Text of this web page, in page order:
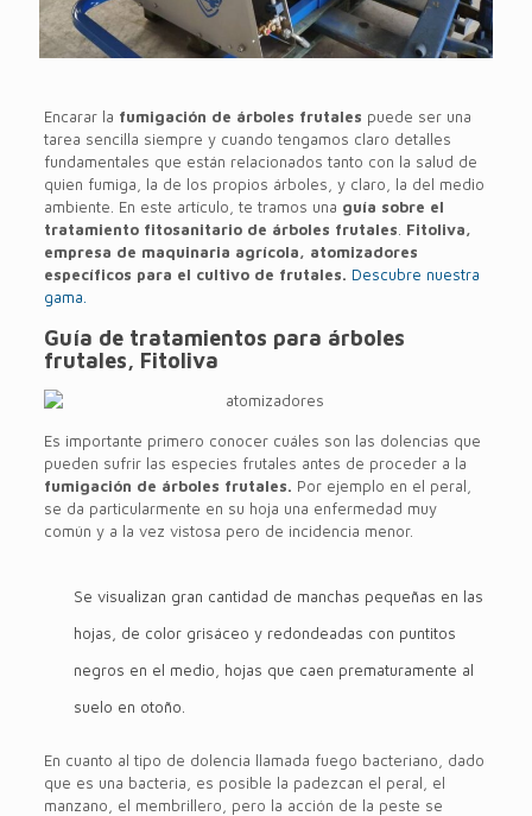
Encarar la fumigación de árboles frutales puede ser una
tarea sencilla siempre y cuando tengamos claro detalles
fundamentales que están relacionados tanto con la salud de
quien fumiga, la de los propios árboles, y claro, la del medio
ambiente. En este artículo, te tramos una guía sobre el
tratamiento fitosanitario de árboles frutales Fitoliva,
empresa de maquinaria agrícola, atomizadores
específicos para el cultivo de frutales. Descubre nuestra
gama.
Guía de tratamientos para árboles
frutales, Fitoliva
Es importante primero conocer cuáles son las dolencias que
pueden sufrir las especies frutales antes de proceder a la
fumigación de árboles frutales. Por ejemplo en el peral,
se da particularmente en su hoja una enfermedad muy
común y a la vez vistosa pero de incidencia menor.
Se visualizan gran cantidad de manchas pequeñas en las
hojas, de color grisáceo y redondeadas con puntitos
negros en el medio, hojas que caen prematuramente al
suelo en otoño.
En cuanto al tipo de dolencia llamada fuego bacteriano, dado
que es una bacteria, es posible la padezcan el peral, el
manzano, el membrillero, pero la acción de la peste se